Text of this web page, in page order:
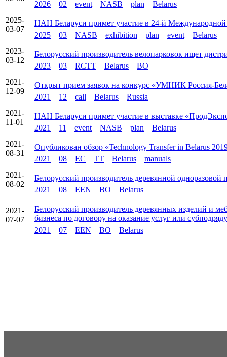
2026 02 event NASB plan
Belarus
2025-
03-07
НАН Беларуси примет участие в 24-й
2025
03 NASB exhibition plan event
Belarus
2023-
03-12
Белорусский производитель велопарковок ищет
2023
03 RCTT Belarus
BO
2021-
12-09
Открыт прием заявок на конкурс «УМНИК Россия-
2021
12 call Belarus
Russia
2021-
11-01
НАН Беларуси примет участие в выставке
2021
11 event NASB plan
Belarus
2021-
08-31
Опубликован обзор «Technology Transfer in Belarus
2021
08 EC TT Belarus
manuals
2021-
08-02
Белорусский производитель деревянной
2021
08 EEN BO Belarus
2021-
07-07
Белорусский производитель деревянных изделий и
бизнеса по договору на оказание услуг или субподряду
2021
07 EEN BO Belarus